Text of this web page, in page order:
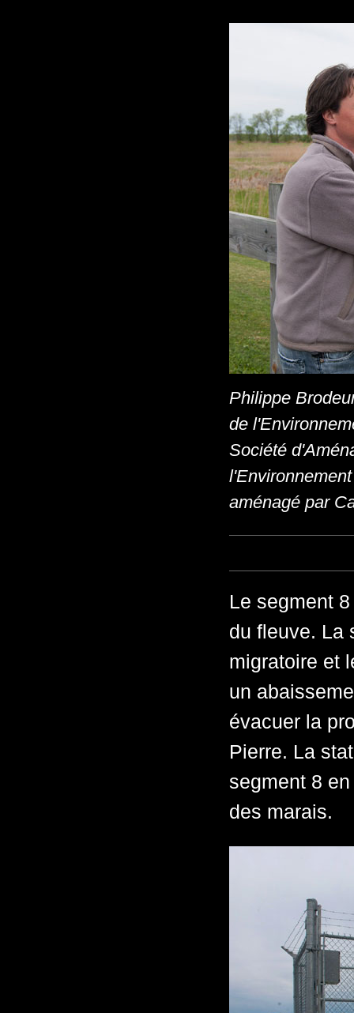
Philippe
de
Société
aménagé par
Le segment
du fleuve. La
migratoire et
un
évacuer la
Pierre. La
segment 8
des marais.